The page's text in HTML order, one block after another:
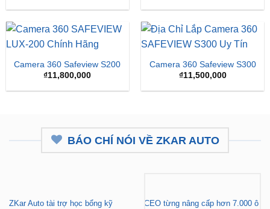
là:
tại
Camera 360 Safeview S200
₫11,800,000
Camera 360 Safeview S300
₫11,500,000
BÁO CHÍ NÓI VỀ ZKAR AUTO
ZKar Auto tài trợ học bổng kỹ
CEO từng nâng cấp hơn 7.000 ô